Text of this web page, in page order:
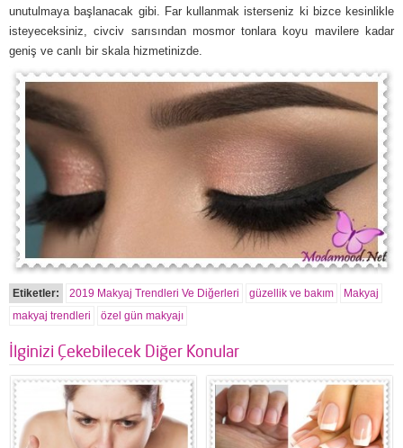
unutulmaya başlanacak gibi. Far kullanmak isterseniz ki bizce kesinlikle
isteyeceksiniz, civciv sarısından mosmor tonlara koyu mavilere kadar
geniş ve canlı bir skala hizmetinizde.
Etiketler: 2019 Makyaj Trendleri Ve Diğerleri güzellik ve bakım
Makyaj
makyaj trendleri
özel gün makyajı
İlginizi Çekebilecek Diğer Konular